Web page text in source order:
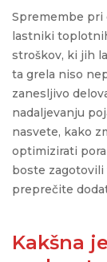
Spremembe pri
lastniki
stroškov, ki jih
ta grela niso
zanesljivo
nadaljevanju
nasvete, kako
optimizirati
boste
preprečite
Kakšna